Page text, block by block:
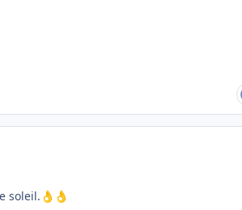
soleil. 👌 👌